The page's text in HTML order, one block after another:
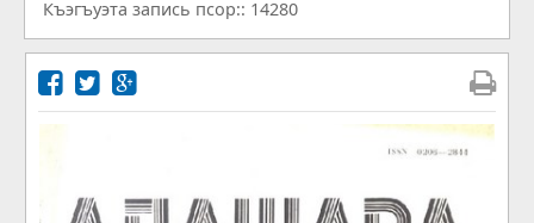
Къэгъуэта запись псор:: 14280